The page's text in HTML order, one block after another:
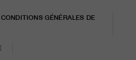
GÉNÉRALES DE